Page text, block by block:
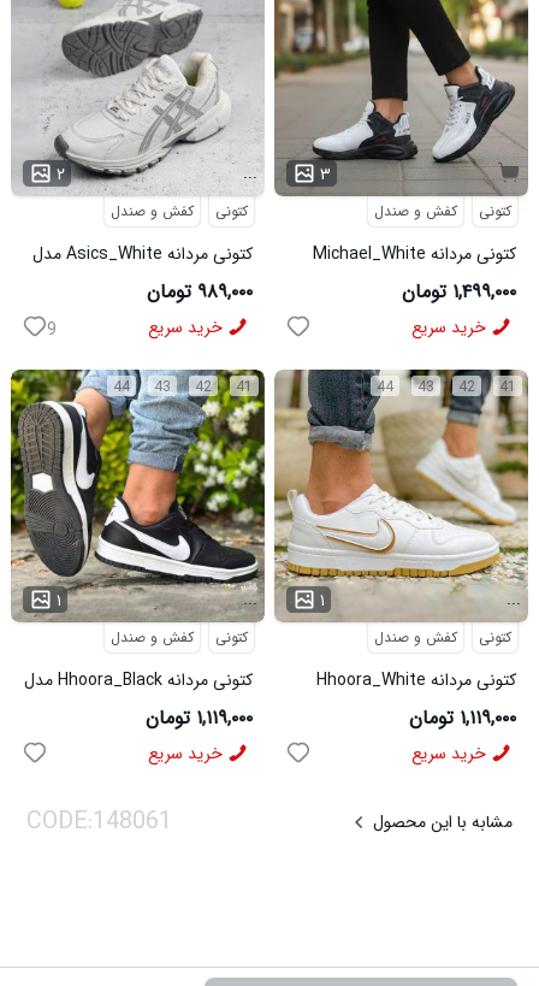
۲ ...
کتونی کفش و صندل
کتونی مردانه Asics_White مدل
3975
۹۸۹,۰۰۰ تومان
خرید سریع 9
۳
کتونی کفش و صندل
کتونی مردانه Michael_White
مدل 3844
۱,۴۹۹,۰۰۰ تومان
خرید سریع
41
42
43
44
۱ ...
کتونی کفش و صندل
کتونی مردانه Hhoora_Black مدل
3939
۱,۱۱۹,۰۰۰ تومان
خرید سریع
41
42
43
44
۱ ...
کتونی کفش و صندل
کتونی مردانه Hhoora_White
مدل 3938
۱,۱۱۹,۰۰۰ تومان
خرید سریع
مشابه با این محصول